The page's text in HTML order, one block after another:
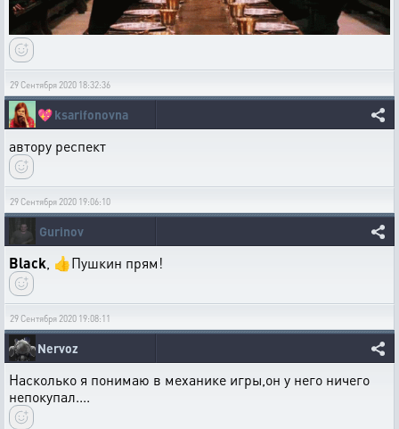
29 Сентября 2020 18:32:36
💖ksarifonovna
автору респект
29 Сентября 2020 19:06:10
Gurinov
Black , 👍Пушкин прям!
29 Сентября 2020 19:08:11
Nervoz
Насколько я понимаю в механике игры,он у него ничего
непокупал....